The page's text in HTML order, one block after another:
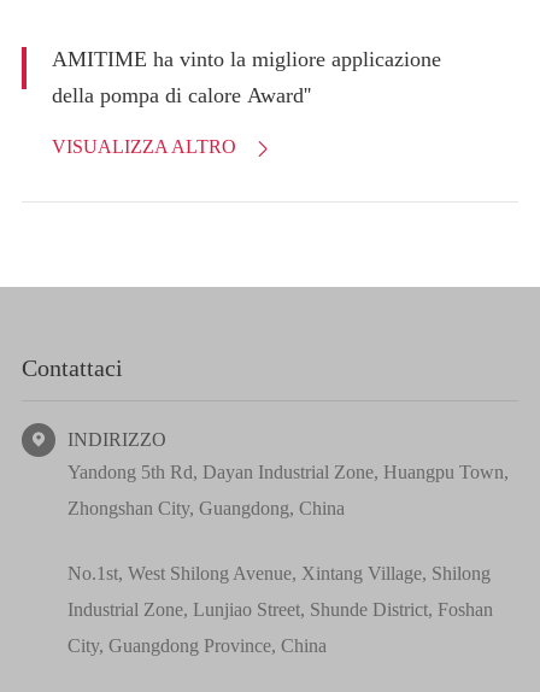
AMITIME ha vinto la migliore applicazione
della pompa di calore Award''
VISUALIZZA ALTRO 
Contattaci

INDIRIZZO
Yandong 5th Rd, Dayan Industrial Zone, Huangpu Town,
Zhongshan City, Guangdong, China
No.1st, West Shilong Avenue, Xintang Village, Shilong
Industrial Zone, Lunjiao Street, Shunde District, Foshan
City, Guangdong Province, China